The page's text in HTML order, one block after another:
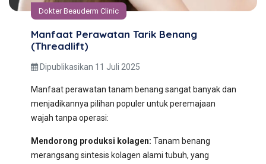
Dokter Beauderm Clinic
Manfaat Perawatan Tarik Benang
(threadlift)
Dipublikasikan 11 Juli 2025
Manfaat perawatan tanam benang sangat banyak dan
menjadikannya pilihan populer untuk peremajaan
wajah tanpa operasi:
Mendorong produksi kolagen: Tanam benang
merangsang sintesis kolagen alami tubuh, yang